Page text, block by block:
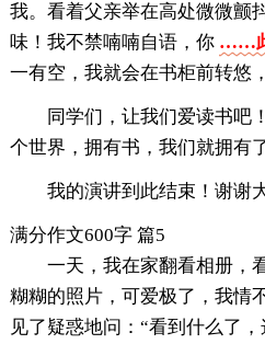
我。看着父亲举在高处微微颤
味！我不禁喃喃自语，你 ……
一有空，我就会在书柜前转悠
同学们，让我们爱读书吧
个世界，拥有书，我们就拥有
我的演讲到此结束！谢谢
满分作文600字 篇5
一天，我在家翻看相册，
糊糊的照片，可爱极了，我情
见了疑惑地问：“看到什么了